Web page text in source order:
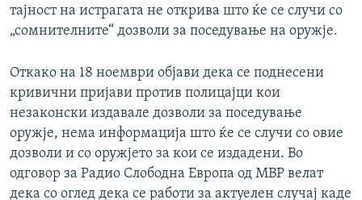
тајност на истрагата не открива што ќе се случи со
„сомнителните“ дозволи за поседување на оружје.
Откако на 18 ноември објави дека се поднесени
кривични пријави против полицајци кои
незаконски издавале дозволи за поседување
оружје, нема информација што ќе се случи со овие
дозволи и со оружјето за кои се издадени. Во
одговор за Радио Слободна Европа од МВР велат
дека со оглед дека се работи за актуелен случај каде